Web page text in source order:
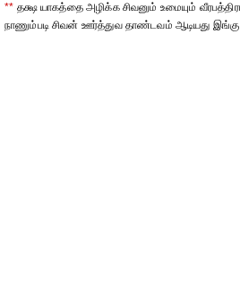
** தக்ஷ யாகத்தை அழிக்க சிவனும் உமையும்
நாணும்படி சிவன் ஊர்த்துவ தாண்டவம் ஆடியது இங்கு